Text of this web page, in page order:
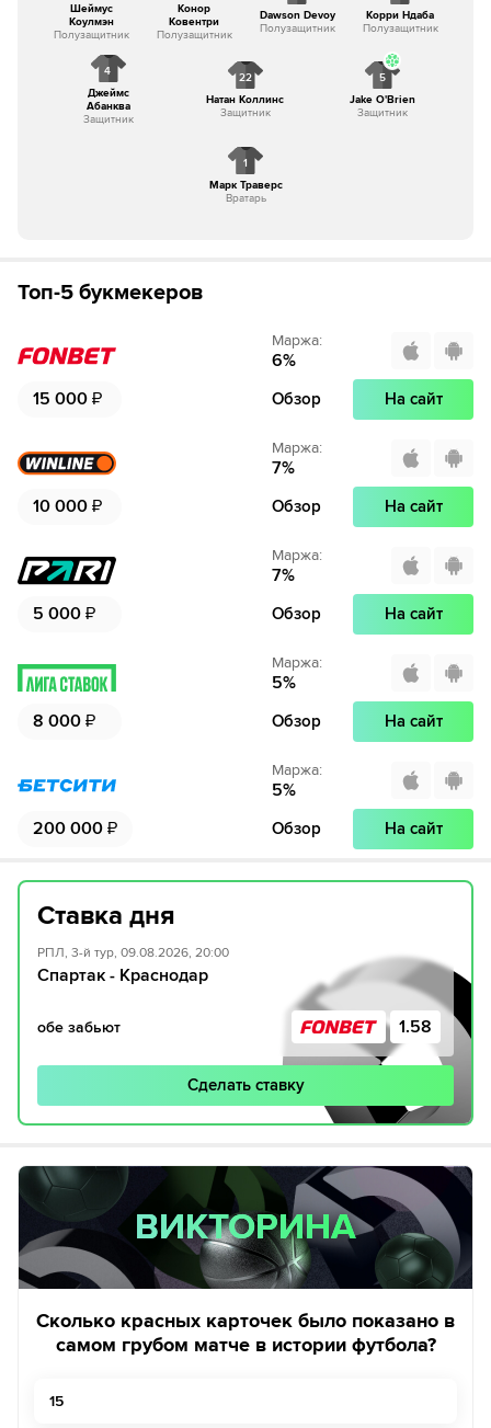
1
Марк Траверс
Вратарь
4
Джеймс
Абанква
Защитник
22
Натан Коллинс
Защитник
5
Jake O'Brien
Защитник
Шеймус
Коулмэн
Полузащитник
Конор
Ковентри
Полузащитник
Dawson Devoy
Полузащитник
Корри Ндаба
Полузащитник
Топ-5 букмекеров
15 000 ₽
Маржа:
6%
Обзор На сайт
10 000 ₽
Маржа:
7%
Обзор На сайт
5 000 ₽
Маржа:
7%
Обзор На сайт
8 000 ₽
Маржа:
5%
Обзор На сайт
200 000 ₽
Маржа:
5%
Обзор На сайт
Ставка дня
РПЛ, 3-й тур, 09.08.2026, 20:00
Спартак - Краснодар
обе забьют 1.58
Сделать ставку
ВИКТОРИНА
ВИКТОРИНА
Сколько красных карточек было показано в
самом грубом матче в истории футбола?
15